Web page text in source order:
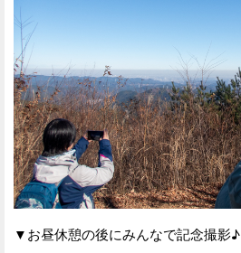
▼お昼休憩の後にみんなで記念撮影♪